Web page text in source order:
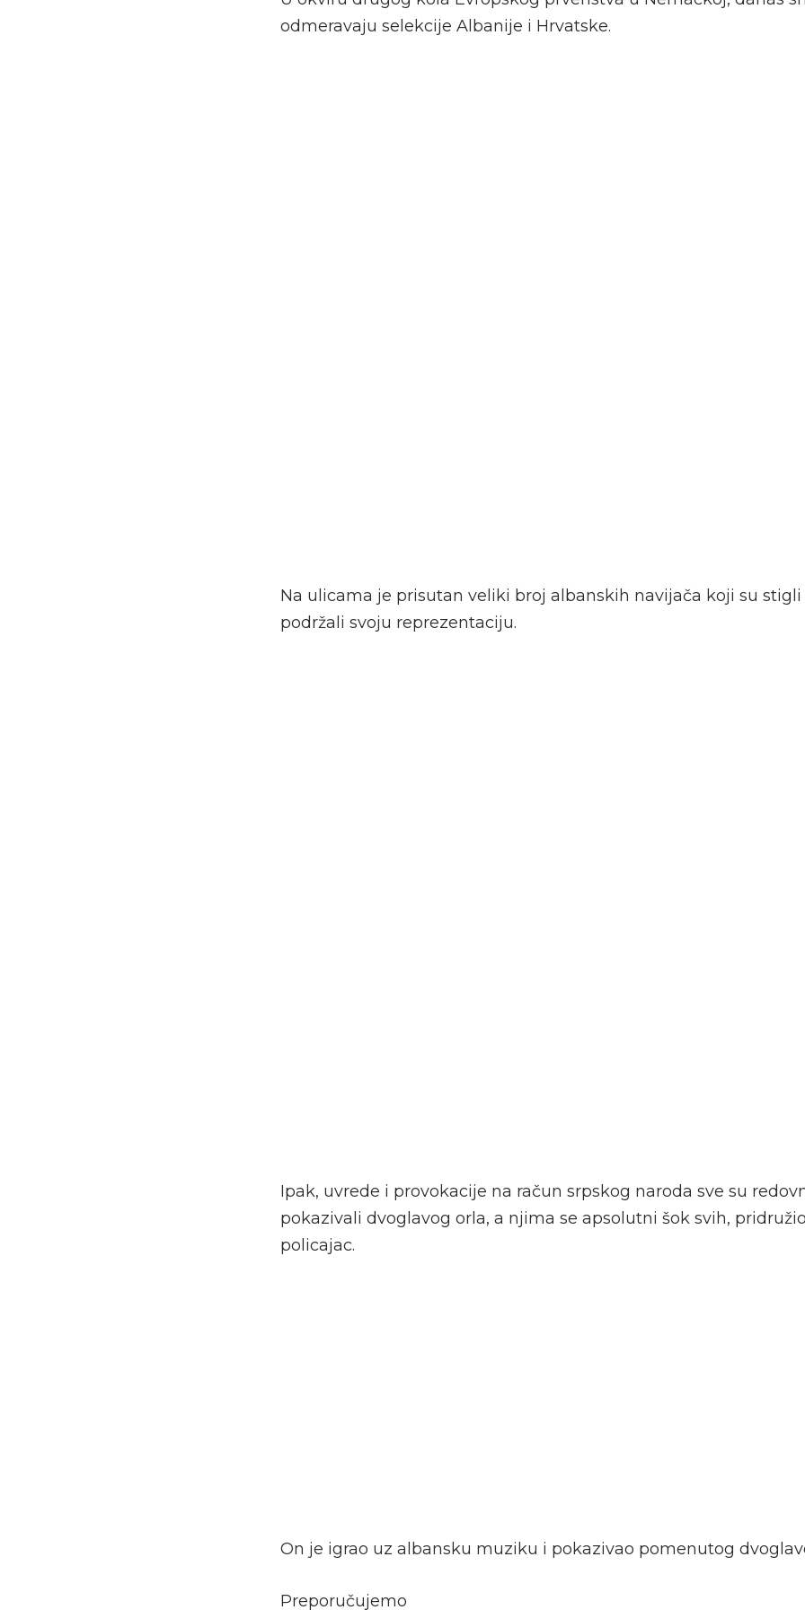
odmeravaju selekcije Albanije i Hrvatske.
Na ulicama je prisutan veliki broj albanskih navijača koji su
podržali svoju reprezentaciju.
Ipak, uvrede i provokacije na račun srpskog naroda sve su
pokazivali dvoglavog orla, a njima se apsolutni šok svih,
policajac.
On je igrao uz albansku muziku i pokazivao pomenutog
Preporučujemo